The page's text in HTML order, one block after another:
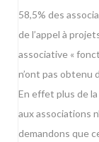
58,5% des
de l’appel à
associative «
n’ont pas obtenu
En effet plus de
aux associations
demandons que